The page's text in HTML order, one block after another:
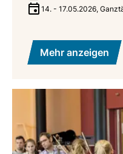
14. - 17.05.2026,
Mehr anzeigen